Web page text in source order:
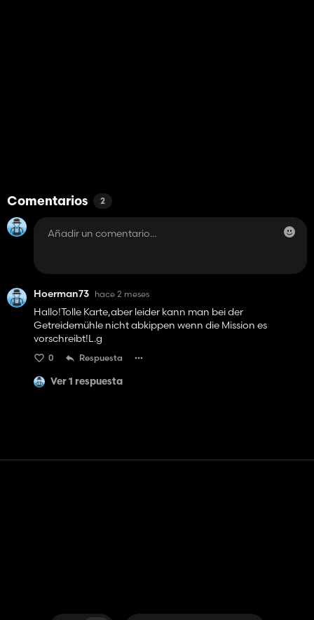
Comentarios 2
Hoerman73 hace 2 meses
Hallo!Tolle Karte,aber leider kann man bei der
Getreidemühle nicht abkippen wenn die Mission es
vorschreibt!L.g
0 Respuesta
Ver 1 respuesta